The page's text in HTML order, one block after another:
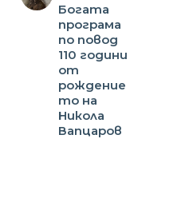
Богата
програма
по повод
110 години
от
рождение
то на
Никола
Вапцаров